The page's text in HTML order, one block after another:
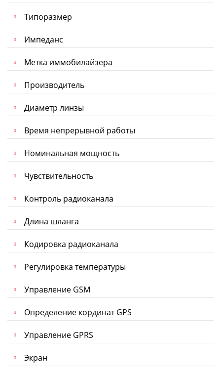
Типоразмер
Импеданс
Метка иммобилайзера
Производитель
Диаметр линзы
Время непрерывной работы
Номинальная мощность
Чувствительность
Контроль радиоканала
Длина шланга
Кодировка радиоканала
Регулировка температуры
Управление GSM
Определение кординат GPS
Управление GPRS
Экран